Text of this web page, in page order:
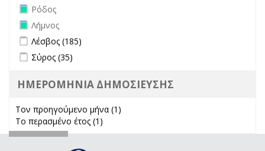
Remove Ρόδος filter
Ρόδος
Remove Λήμνος filter
Λήμνος
Apply Λέσβος filter
Λέσβος (185)
Apply Σύρος filter
Σύρος (35)
ΗΜΕΡΟΜΗΝΙΑ ΔΗΜΟΣΙΕΥΣΗΣ
Τον προηγούμενο μήνα (1)
Το περασμένο έτος (1)